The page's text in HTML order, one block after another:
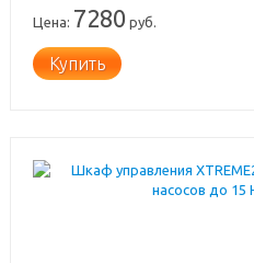
Цена: 7280 руб.
Купить